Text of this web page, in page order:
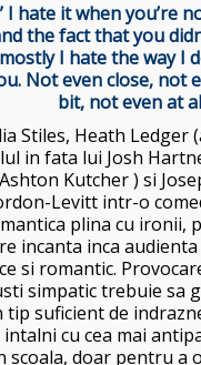
I hate it when you’re
the fact that you
mostly I hate the way I
Not even close, not
bit, not even at
Stiles, Heath Ledger
in fata lui Josh
Kutcher ) si
Levitt intr-o
plina cu ironii,
incanta inca
si romantic.
simpatic trebuie sa
tip suficient de
intalni cu cea mai
scoala, doar pentru a